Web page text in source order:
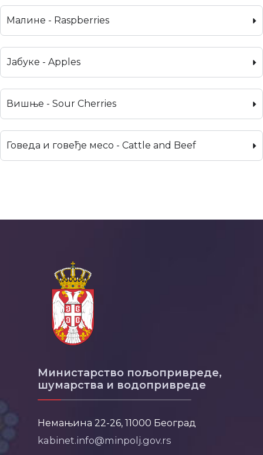
Малине - Raspberries
Јабуке - Apples
Вишње - Sour Cherries
Говеда и говеђе месо - Cattle and Beef
Министарство пољопривреде,
шумарства и водопривреде
Немањина 22-26, 11000 Београд
kabinet.info@minpolj.gov.rs